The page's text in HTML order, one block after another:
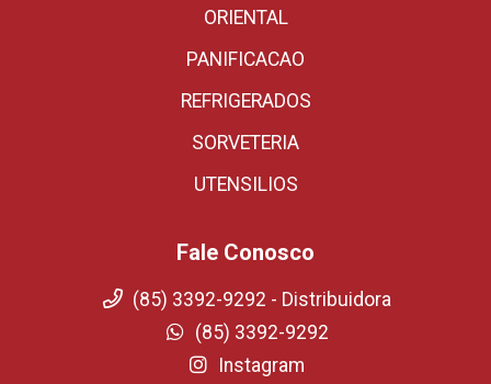
ORIENTAL
PANIFICACAO
REFRIGERADOS
SORVETERIA
UTENSILIOS
Fale Conosco
(85) 3392-9292 - Distribuidora
(85) 3392-9292
Instagram